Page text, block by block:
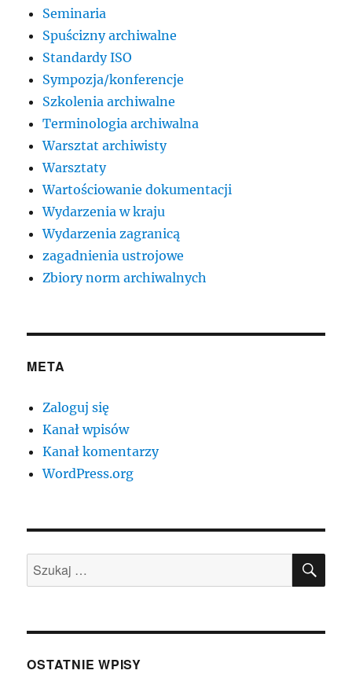
Seminaria
Spuścizny archiwalne
Standardy ISO
Sympozja/konferencje
Szkolenia archiwalne
Terminologia archiwalna
Warsztat archiwisty
Warsztaty
Wartościowanie dokumentacji
Wydarzenia w kraju
Wydarzenia zagranicą
zagadnienia ustrojowe
Zbiory norm archiwalnych
META
Zaloguj się
Kanał wpisów
Kanał komentarzy
WordPress.org
Szukaj:
OSTATNIE WPISY